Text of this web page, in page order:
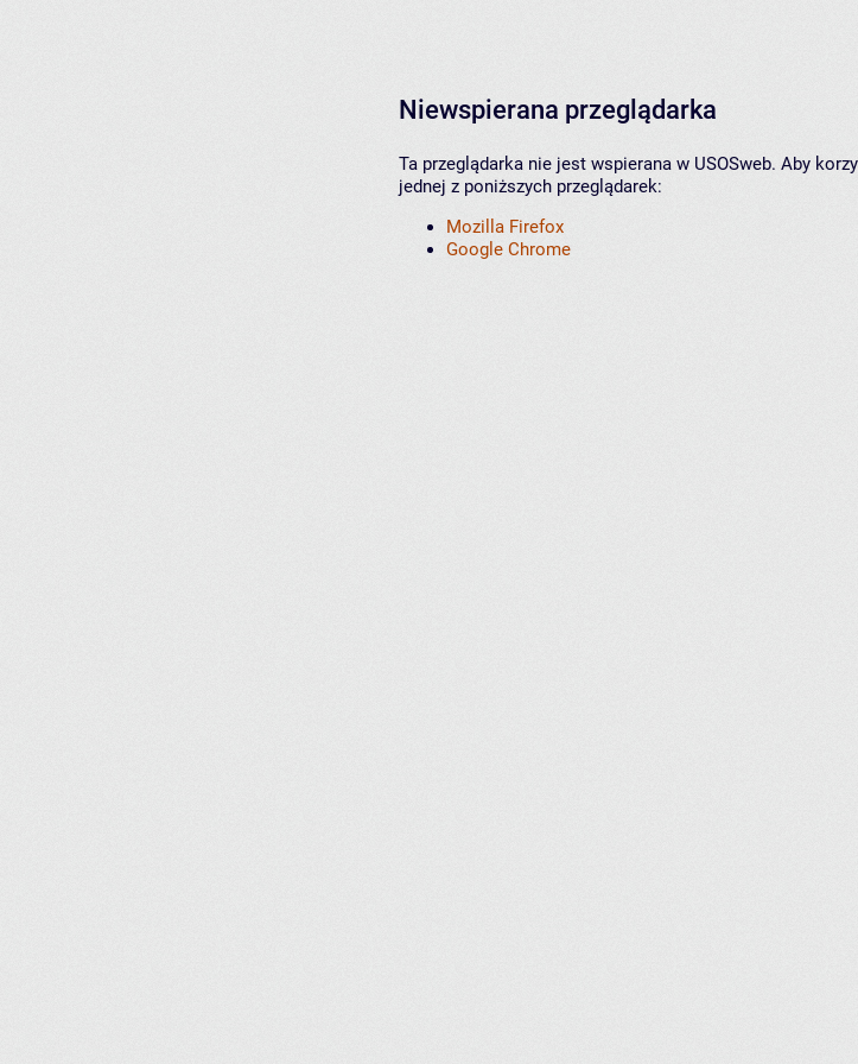
Niewspierana przeglądarka
Ta przeglądarka nie jest wspierana w USOSweb. Aby
jednej z poniższych przeglądarek:
Mozilla Firefox
Google Chrome